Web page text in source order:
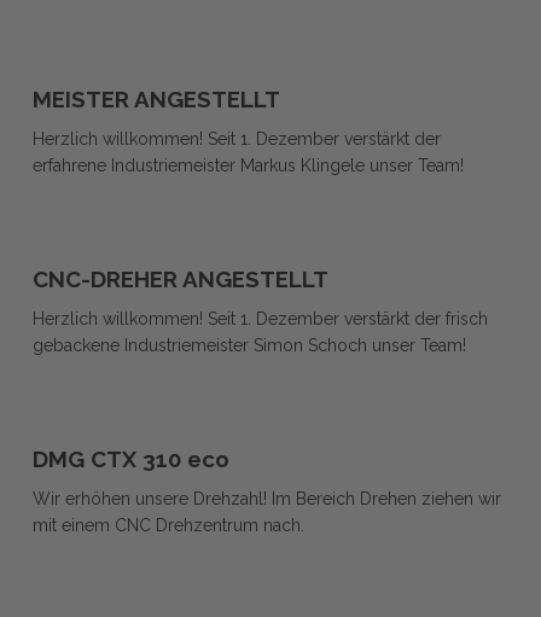
ANGESTELLT
MEISTER
MEISTER ANGESTELLT
Herzlich willkommen! Seit 1. Dezember verstärkt der
erfahrene Industriemeister Markus Klingele unser Team!
DREHER
CNC-
ANGESTELLT
CNC-DREHER ANGESTELLT
Herzlich willkommen! Seit 1. Dezember verstärkt der frisch
gebackene Industriemeister Simon Schoch unser Team!
CTX
DMG
310
eco
DMG CTX 310 eco
Wir erhöhen unsere Drehzahl! Im Bereich Drehen ziehen wir
mit einem CNC Drehzentrum nach.